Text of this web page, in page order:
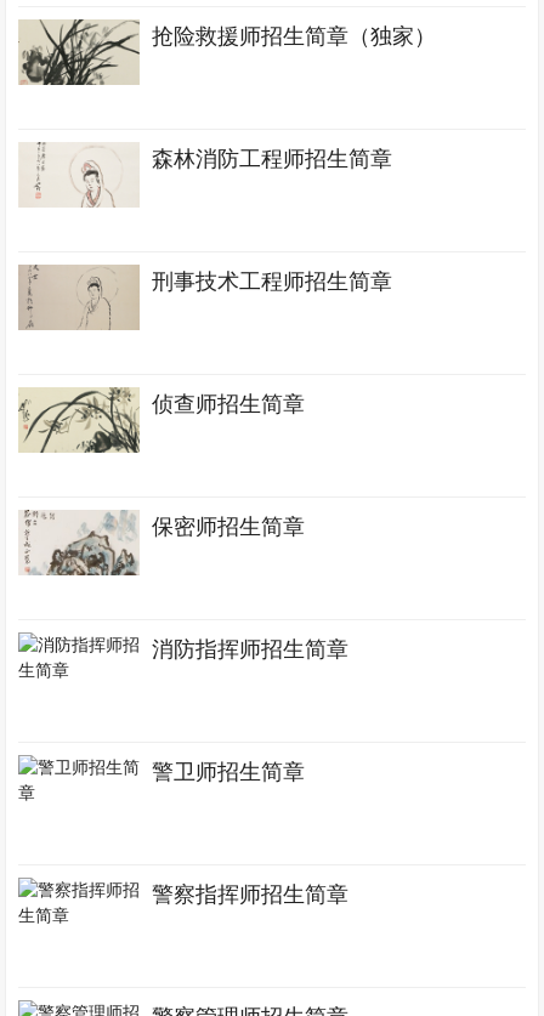
抢险救援师招生简章（独家）
森林消防工程师招生简章
刑事技术工程师招生简章
侦查师招生简章
保密师招生简章
消防指挥师招生简章
警卫师招生简章
警察指挥师招生简章